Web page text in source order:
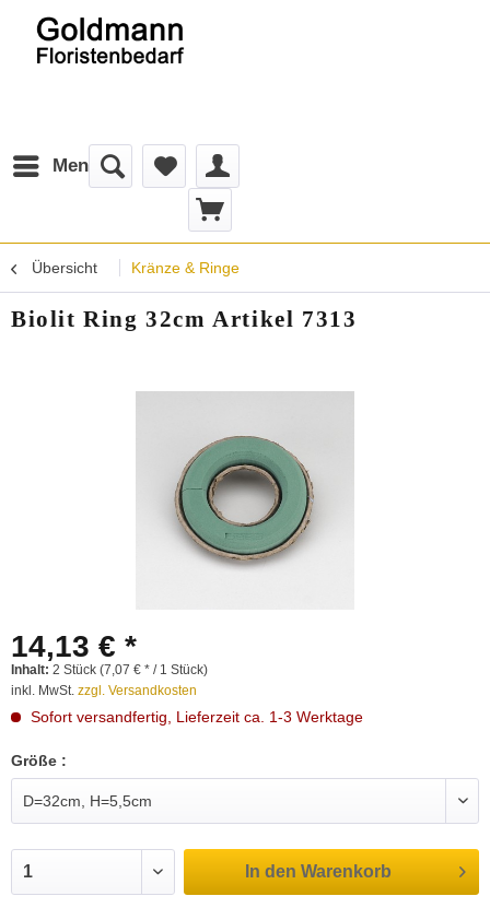
Menü
Übersicht Kränze & Ringe
Biolit Ring 32cm Artikel 7313
14,13 € *
Inhalt: 2 Stück (7,07 € * / 1 Stück)
inkl. MwSt. zzgl. Versandkosten
Sofort versandfertig, Lieferzeit ca. 1-3 Werktage
Größe :
In den Warenkorb